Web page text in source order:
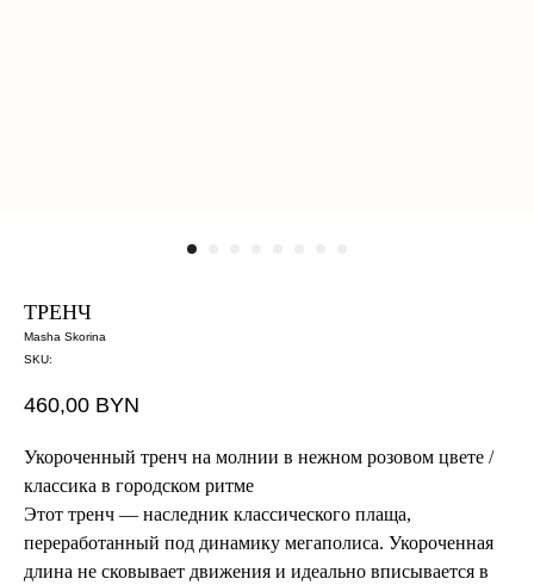
ТРЕНЧ
Masha Skorina
SKU:
460,00 BYN
Укороченный тренч на молнии в нежном розовом цвете /
классика в городском ритме
Этот тренч — наследник классического плаща,
переработанный под динамику мегаполиса. Укороченная
длина не сковывает движения и идеально вписывается в